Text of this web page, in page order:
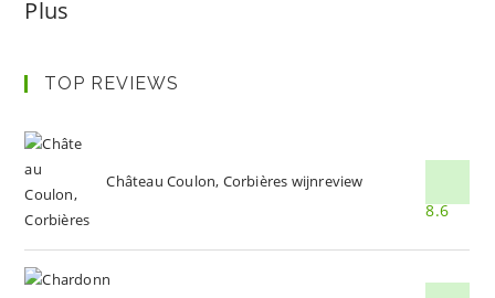
Plus
TOP REVIEWS
Château Coulon, Corbières wijnreview
8.6